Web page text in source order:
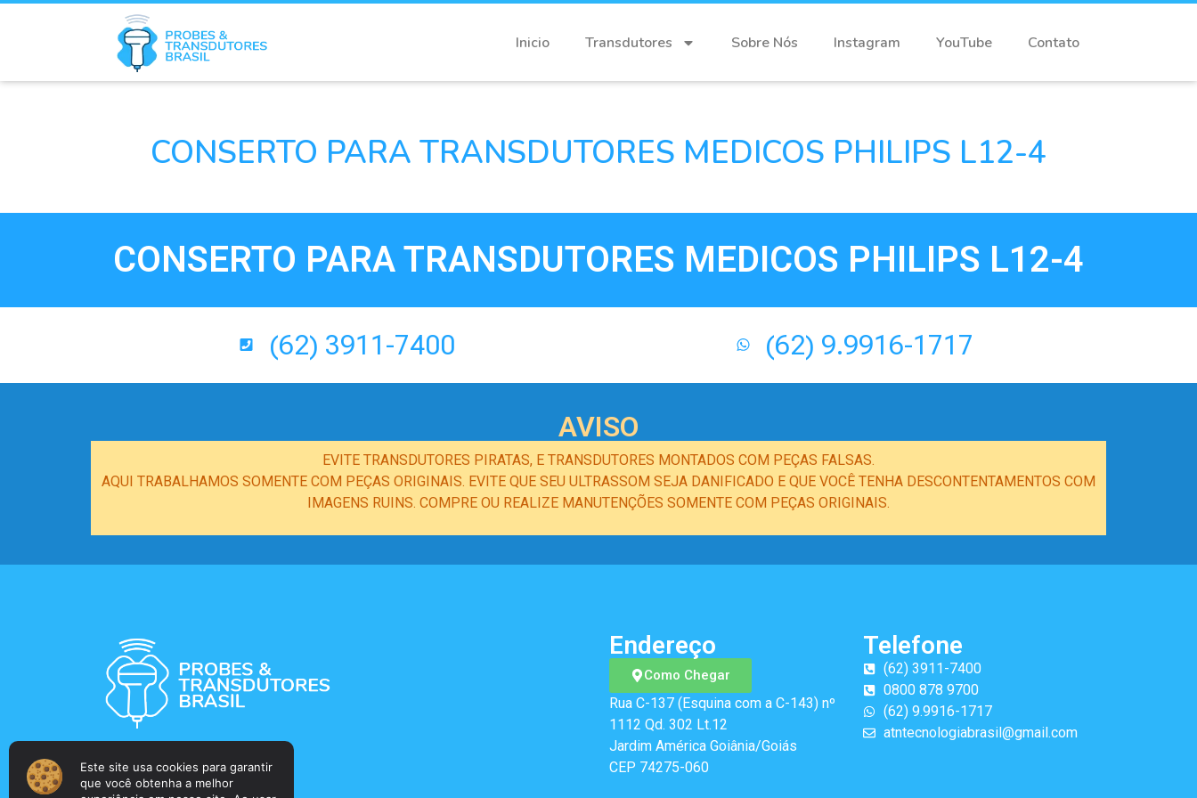
Inicio Transdutores Sobre Nós Instagram YouTube Contato
Este site usa cookies para garantir
que você obtenha a melhor
CONSERTO PARA TRANSDUTORES MEDICOS PHILIPS L12-4
CONSERTO PARA TRANSDUTORES MEDICOS PHILIPS L12-4
(62) 3911-7400 (62) 9.9916-1717
AVISO
EVITE TRANSDUTORES PIRATAS, E TRANSDUTORES MONTADOS COM PEÇAS FALSAS.
AQUI TRABALHAMOS SOMENTE COM PEÇAS ORIGINAIS. EVITE QUE SEU ULTRASSOM SEJA DANIFICADO E QUE VOCÊ TENHA DESCONTENTAMENTOS COM
IMAGENS RUINS. COMPRE OU REALIZE MANUTENÇÕES SOMENTE COM PEÇAS ORIGINAIS.
Como Chegar
Rua C-137 (Esquina com a C-143) nº
1112 Qd. 302 Lt.12
Jardim América Goiânia/Goiás
CEP 74275-060
Endereço
(62) 3911-7400
0800 878 9700
(62) 9.9916-1717
atntecnologiabrasil@gmail.com
Telefone